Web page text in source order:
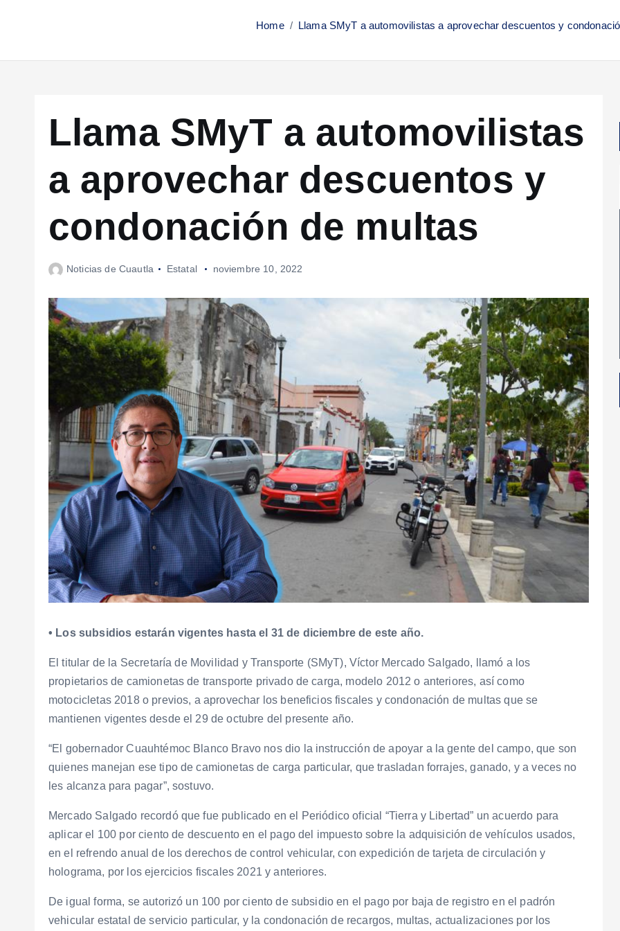
Home Llama SMyT a automovilistas a aprovechar descuentos y
Llama SMyT a automovilistas
a aprovechar descuentos y
condonación de multas
Noticias de Cuautla Estatal noviembre 10, 2022
• Los subsidios estarán vigentes hasta el 31 de diciembre de este año.
El titular de la Secretaría de Movilidad y Transporte (SMyT), Víctor Mercado Salgado, llamó a los
propietarios de camionetas de transporte privado de carga, modelo 2012 o anteriores, así como
motocicletas 2018 o previos, a aprovechar los beneficios fiscales y condonación de multas que se
mantienen vigentes desde el 29 de octubre del presente año.
“El gobernador Cuauhtémoc Blanco Bravo nos dio la instrucción de apoyar a la gente del campo, que son
quienes manejan ese tipo de camionetas de carga particular, que trasladan forrajes, ganado, y a veces no
les alcanza para pagar”, sostuvo.
Mercado Salgado recordó que fue publicado en el Periódico oficial “Tierra y Libertad” un acuerdo para
aplicar el 100 por ciento de descuento en el pago del impuesto sobre la adquisición de vehículos usados,
en el refrendo anual de los derechos de control vehicular, con expedición de tarjeta de circulación y
holograma, por los ejercicios fiscales 2021 y anteriores.
De igual forma, se autorizó un 100 por ciento de subsidio en el pago por baja de registro en el padrón
vehicular estatal de servicio particular, y la condonación de recargos, multas, actualizaciones por los